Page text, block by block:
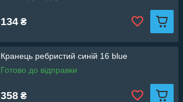
134 ₴
Кранець ребристий синій 16 blue
Готово до відправки
358 ₴